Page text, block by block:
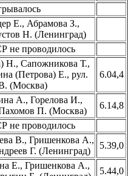
Е., Абрамова З.,
Н. (Ленинград)
не проводилось
Н., Сапожникова Т.,
(Петрова) Е., рул.
(Москва)
6.04,4
А., Горелова И.,
П. (Москва)
6.14,8
не проводилось
В., Гришенкова А.,
Г. (Ленинград)
5.39,0
Е., Гришенкова А.,
5.44,0